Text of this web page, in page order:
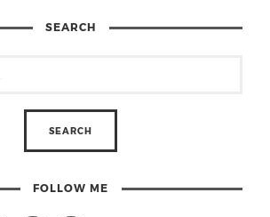
SEARCH
FOLLOW ME